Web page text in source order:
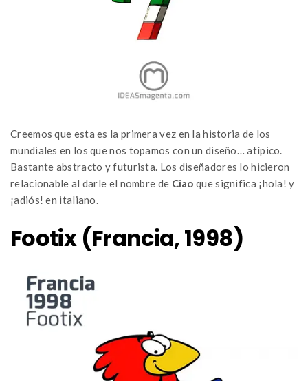
Creemos que esta es la primera vez en la historia de los
mundiales en los que nos topamos con un diseño… atípico.
Bastante abstracto y futurista. Los diseñadores lo hicieron
relacionable al darle el nombre de Ciao que significa ¡hola! y
¡adiós! en italiano.
Footix (Francia, 1998)